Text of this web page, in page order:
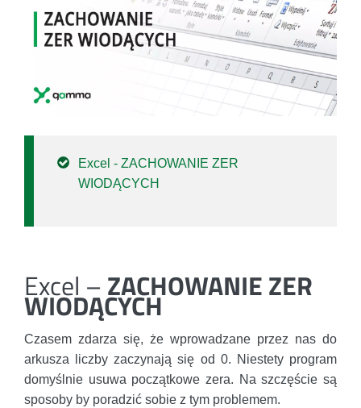
Excel - ZACHOWANIE ZER
WIODĄCYCH
Excel – ZACHOWANIE ZER
WIODĄCYCH
Czasem zdarza się, że wprowadzane przez nas do
arkusza liczby zaczynają się od 0. Niestety program
domyślnie usuwa początkowe zera. Na szczęście są
sposoby by poradzić sobie z tym problemem.